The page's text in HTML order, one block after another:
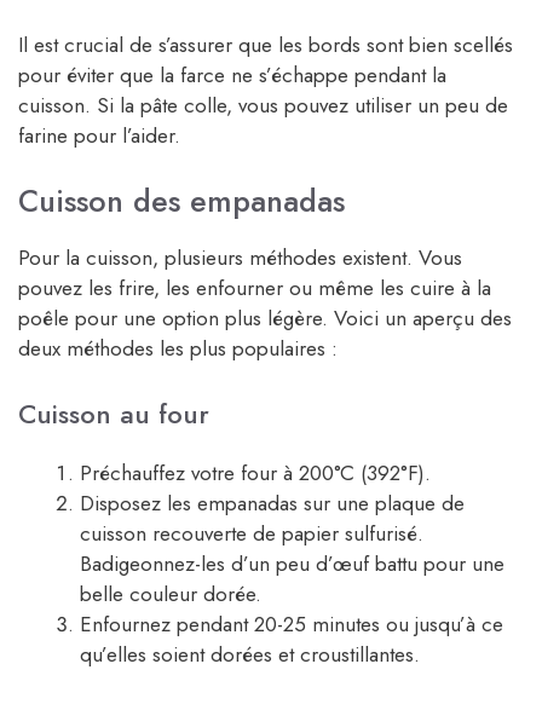
Il est crucial de s’assurer que les bords sont bien scellés
pour éviter que la farce ne s’échappe pendant la
cuisson. Si la pâte colle, vous pouvez utiliser un peu de
farine pour l’aider.
Cuisson des empanadas
Pour la cuisson, plusieurs méthodes existent. Vous
pouvez les frire, les enfourner ou même les cuire à la
poêle pour une option plus légère. Voici un aperçu des
deux méthodes les plus populaires :
Cuisson au four
Préchauffez votre four à 200°C (392°F).
Disposez les empanadas sur une plaque de
cuisson recouverte de papier sulfurisé.
Badigeonnez-les d’un peu d’œuf battu pour une
belle couleur dorée.
Enfournez pendant 20-25 minutes ou jusqu’à ce
qu’elles soient dorées et croustillantes.